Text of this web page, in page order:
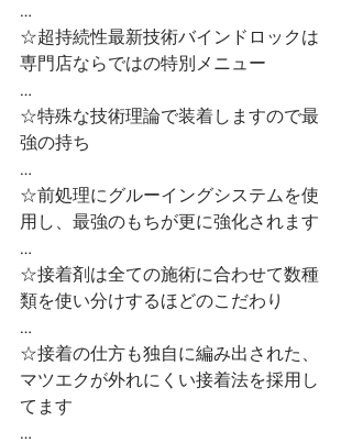
…
☆超持続性最新技術バインドロックは
専門店ならではの特別メニュー
…
☆特殊な技術理論で装着しますので最
強の持ち
…
☆前処理にグルーイングシステムを使
用し、最強のもちが更に強化されます
…
☆接着剤は全ての施術に合わせて数種
類を使い分けするほどのこだわり
…
☆接着の仕方も独自に編み出された、
マツエクが外れにくい接着法を採用し
てます
…